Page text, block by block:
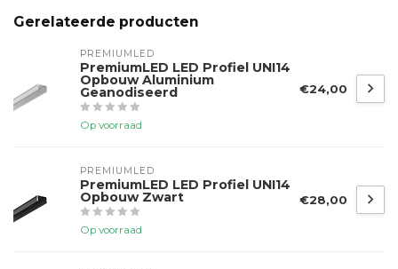
Gerelateerde producten
PREMIUMLED
PremiumLED LED Profiel UNI14
Opbouw Aluminium
Geanodiseerd
Op voorraad
€24,00
PREMIUMLED
PremiumLED LED Profiel UNI14
Opbouw Zwart
Op voorraad
€28,00